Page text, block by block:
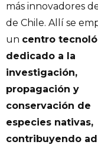
más innovadores
de Chile. Allí se
un centro
dedicado a la
investigación,
propagación y
conservación de
especies nativas,
contribuyendo